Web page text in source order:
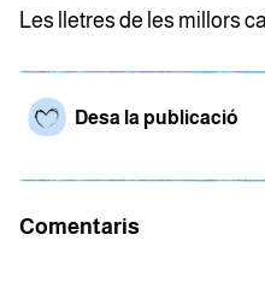
Les lletres de les millors
Desa la publicació
Comentaris